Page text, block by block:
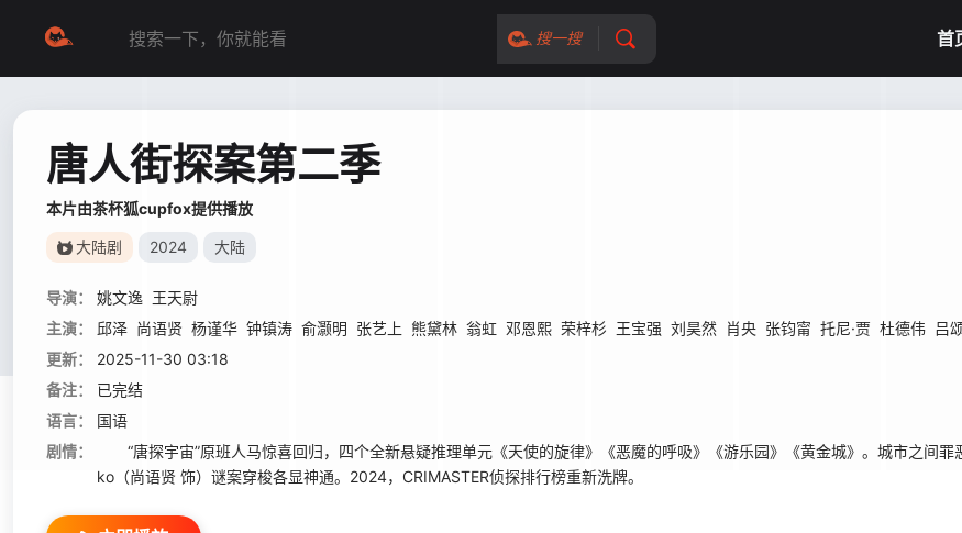
搜一搜 首
唐人街探案第二季
本片由茶杯狐cupfox提供播放
大陆剧 2024 大陆
导演： 姚文逸 王天尉
主演：
邱泽 尚语贤 杨谨华 钟镇涛 俞灏明 张艺上 熊黛林 翁虹 邓恩熙 荣梓杉 王宝强 刘昊然 肖央 张钧甯 托尼·贾 杜德伟 吕
更新：
2025-11-30 03:18
备注：
已完结
语言：
国语
剧情：
“唐探宇宙”原班人马惊喜回归，四个全新悬疑推理单元《天使的旋律》《恶魔的呼吸》《游乐园》《黄金城》。城市之间罪
ko（尚语贤 饰）谜案穿梭各显神通。2024，CRIMASTER侦探排行榜重新洗牌。